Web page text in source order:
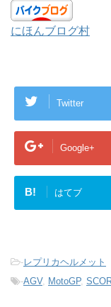
にほんブログ村
Twitter
Google+
B! はてブ
-レプリカヘルメット
-AGV, MotoGP,